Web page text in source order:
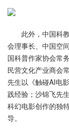
此外，中国科教
会理事长、中国空
国科普作家协会常
民营文化产业商会
先生以《触碰AI电
践经验；沙锦飞先
科幻电影创作的独
导。